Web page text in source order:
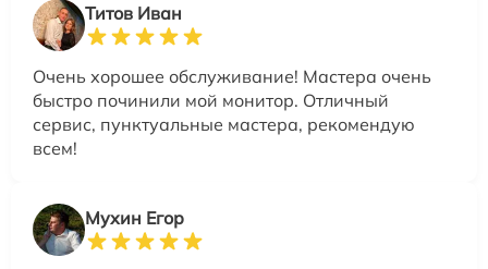
Титов Иван
Очень хорошее обслуживание! Мастера очень
быстро починили мой монитор. Отличный
сервис, пунктуальные мастера, рекомендую
всем!
Мухин Егор